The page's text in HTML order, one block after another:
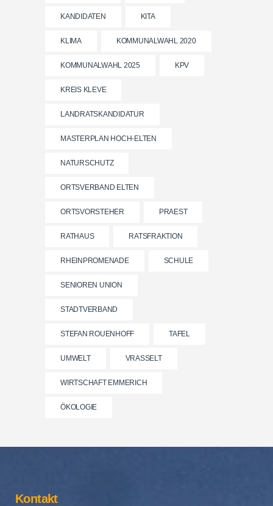
KANDIDATEN KITA
KLIMA KOMMUNALWAHL 2020
KOMMUNALWAHL 2025 KPV
KREIS KLEVE
LANDRATSKANDIDATUR
MASTERPLAN HOCH-ELTEN
NATURSCHUTZ
ORTSVERBAND ELTEN
ORTSVORSTEHER PRAEST
RATHAUS RATSFRAKTION
RHEINPROMENADE SCHULE
SENIOREN UNION
STADTVERBAND
STEFAN ROUENHOFF TAFEL
UMWELT VRASSELT
WIRTSCHAFT EMMERICH
ÖKOLOGIE
Kontakt